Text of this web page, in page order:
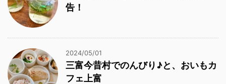
告！
2024/05/01
三富今昔村でのんびり♪と、おいもカ
フェ上富